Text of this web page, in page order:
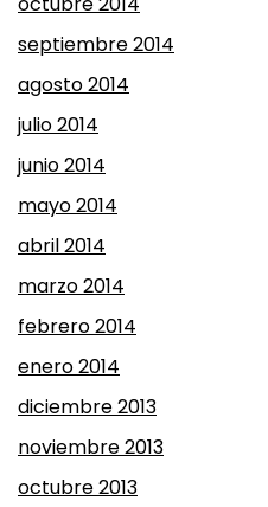
septiembre 2014
agosto 2014
julio 2014
junio 2014
mayo 2014
abril 2014
marzo 2014
febrero 2014
enero 2014
diciembre 2013
noviembre 2013
octubre 2013